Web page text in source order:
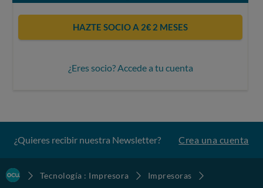
HAZTE SOCIO A 2€ 2 MESES
¿Eres socio? Accede a tu cuenta
¿Quieres recibir nuestra Newsletter? Crea una cuenta
Tecnología : Impresora
Impresoras